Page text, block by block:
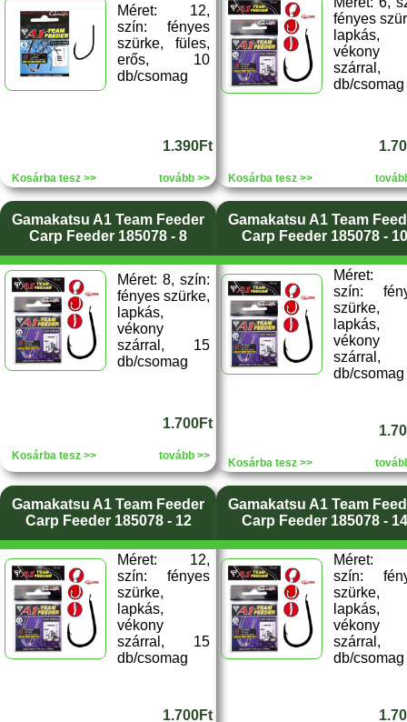
Méret: 12,
szín: fényes
szürke, füles,
erős, 10
db/csomag
1.390Ft
Kosárba tesz >> tovább >>
fényes
lapkás,
vékony
szárral,
db/csomag
Kosárba tesz >>
Gamakatsu A1 Team Feeder
Carp Feeder 185078 - 8
Méret: 8, szín:
fényes szürke,
lapkás,
vékony
szárral, 15
db/csomag
1.700Ft
Kosárba tesz >> tovább >>
Gamakatsu A1 Team
Carp Feeder 185078 - 10
Méret:
szín:
szürke,
lapkás,
vékony
szárral,
db/csomag
Kosárba tesz >>
Gamakatsu A1 Team Feeder
Carp Feeder 185078 - 12
Méret: 12,
szín: fényes
szürke,
lapkás,
vékony
szárral, 15
db/csomag
1.700Ft
Gamakatsu A1 Team
Carp Feeder 185078 - 14
Méret:
szín:
szürke,
lapkás,
vékony
szárral,
db/csomag